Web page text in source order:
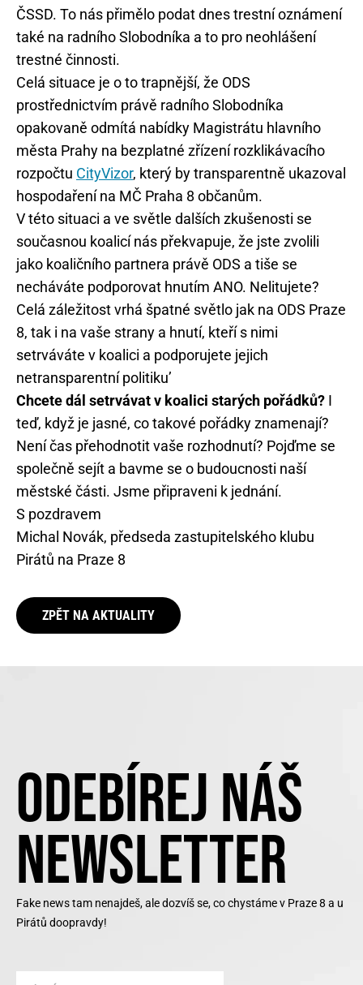
ČSSD. To nás přimělo podat dnes trestní oznámení
také na radního Slobodníka a to pro neohlášení
trestné činnosti.
Celá situace je o to trapnější, že ODS
prostřednictvím právě radního Slobodníka
opakovaně odmítá nabídky Magistrátu hlavního
města Prahy na bezplatné zřízení rozklikávacího
rozpočtu CityVizor, který by transparentně ukazoval
hospodaření na MČ Praha 8 občanům.
V této situaci a ve světle dalších zkušenosti se
současnou koalicí nás překvapuje, že jste zvolili
jako koaličního partnera právě ODS a tiše se
necháváte podporovat hnutím ANO. Nelitujete?
Celá záležitost vrhá špatné světlo jak na ODS Praze
8, tak i na vaše strany a hnutí, kteří s nimi
setrváváte v koalici a podporujete jejich
netransparentní politiku’
Chcete dál setrvávat v koalici starých pořádků? I
teď, když je jasné, co takové pořádky znamenají?
Není čas přehodnotit vaše rozhodnutí? Pojďme se
společně sejít a bavme se o budoucnosti naší
městské části. Jsme připraveni k jednání.
S pozdravem
Michal Novák, předseda zastupitelského klubu
Pirátů na Praze 8
ZPĚT NA AKTUALITY
ODEBÍREJ NÁŠ
NEWSLETTER
Fake news tam nenajdeš, ale dozvíš se, co chystáme v Praze 8 a u
Pirátů doopravdy!